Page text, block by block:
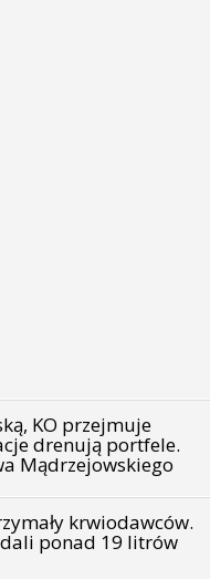
KO przejmuje
drenują portfele.
Mądrzejowskiego
krwiodawców.
ponad 19 litrów